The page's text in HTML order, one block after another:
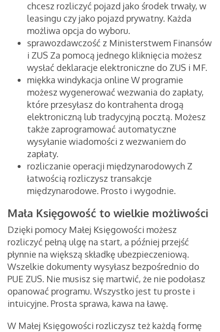
chcesz rozliczyć pojazd jako środek trwały, w
leasingu czy jako pojazd prywatny. Każda
możliwa opcja do wyboru.
sprawozdawczość z Ministerstwem Finansów
i ZUS Za pomocą jednego kliknięcia możesz
wysłać deklaracje elektroniczne do ZUS i MF.
miękka windykacja online W programie
możesz wygenerować wezwania do zapłaty,
które przesyłasz do kontrahenta drogą
elektroniczną lub tradycyjną pocztą. Możesz
także zaprogramować automatyczne
wysyłanie wiadomości z wezwaniem do
zapłaty.
rozliczanie operacji międzynarodowych Z
łatwością rozliczysz transakcje
międzynarodowe. Prosto i wygodnie.
Mała Księgowość to wielkie możliwości
Dzięki pomocy Małej Księgowości możesz
rozliczyć pełną ulgę na start, a później przejść
płynnie na większą składkę ubezpieczeniową.
Wszelkie dokumenty wysyłasz bezpośrednio do
PUE ZUS. Nie musisz się martwić, że nie podołasz
opanować programu. Wszystko jest tu proste i
intuicyjne. Prosta sprawa, kawa na ławę.
W Małej Księgowości rozliczysz też każdą formę